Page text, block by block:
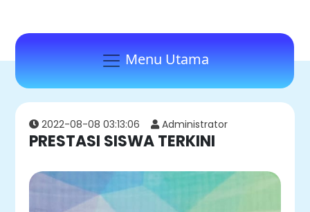
Menu Utama
2022-08-08 03:13:06 Administrator
PRESTASI SISWA TERKINI